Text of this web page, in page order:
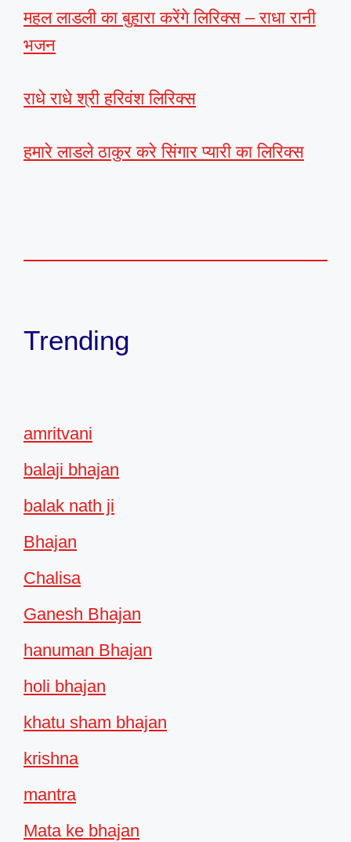
महल लाडली का बुहारा करेंगे लिरिक्स – राधा रानी
भजन
राधे राधे श्री हरिवंश लिरिक्स
हमारे लाडले ठाकुर करे सिंगार प्यारी का लिरिक्स
Trending
amritvani
balaji bhajan
balak nath ji
Bhajan
Chalisa
Ganesh Bhajan
hanuman Bhajan
holi bhajan
khatu sham bhajan
krishna
mantra
Mata ke bhajan